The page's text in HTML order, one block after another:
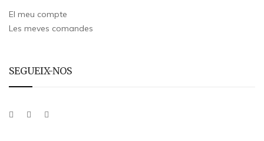
El meu compte
Les meves comandes
SEGUEIX-NOS